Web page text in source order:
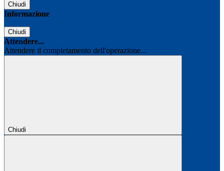
Chiudi
Informazione
Chiudi
Attendere...
Attendere il completamento dell'operazione...
Chiudi